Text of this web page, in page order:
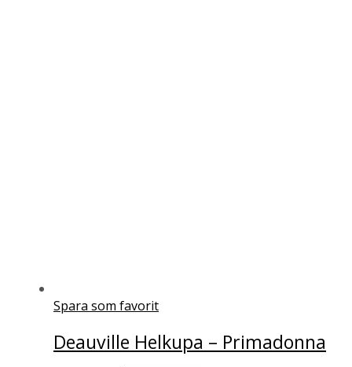
Spara som favorit
Deauville Helkupa – Primadonna